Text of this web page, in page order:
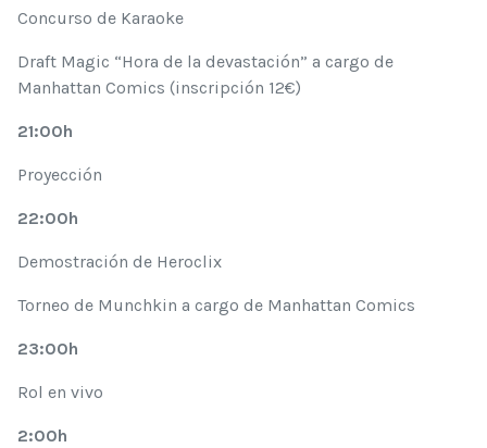
Concurso de Karaoke
Draft Magic “Hora de la devastación” a cargo de
Manhattan Comics (inscripción 12€)
21:00h
Proyección
22:00h
Demostración de Heroclix
Torneo de Munchkin a cargo de Manhattan Comics
23:00h
Rol en vivo
2:00h